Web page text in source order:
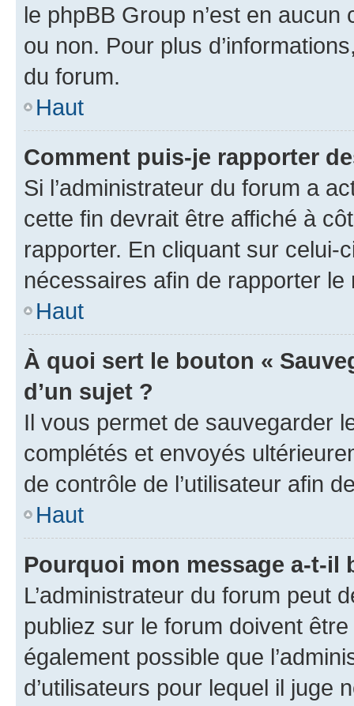
le phpBB Group n’est en
ou non. Pour plus
du forum.
Haut
Comment puis-je rapporter
Si l’administrateur du forum a
cette fin devrait être affiché à
rapporter. En cliquant sur
nécessaires afin de rapporter le
Haut
À quoi sert le bouton «
d’un sujet ?
Il vous permet de sauvegarder
complétés et envoyés
de contrôle de l’utilisateur afin
Haut
Pourquoi mon message a-t-il
L’administrateur du forum peut
publiez sur le forum doivent
également possible que
d’utilisateurs pour lequel il juge